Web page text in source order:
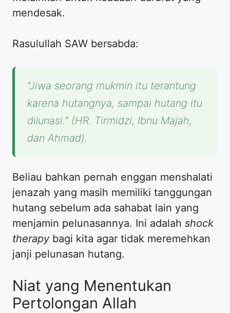
mendesak.
Rasulullah SAW bersabda:
“Jiwa seorang mukmin itu terantung
karena hutangnya, sampai hutang itu
dilunasi.” (HR. Tirmidzi, Ibnu Majah,
dan Ahmad).
Beliau bahkan pernah enggan menshalati
jenazah yang masih memiliki tanggungan
hutang sebelum ada sahabat lain yang
menjamin pelunasannya. Ini adalah shock
therapybagi kita agar tidak meremehkan
janji pelunasan hutang.
Niat yang Menentukan
Pertolongan Allah